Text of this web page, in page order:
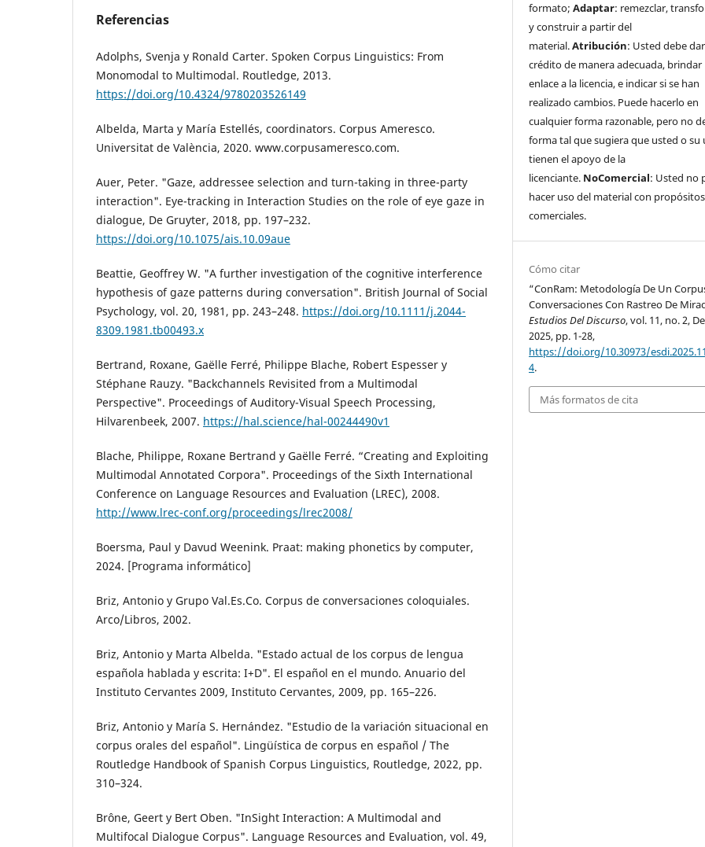
Referencias
Adolphs, Svenja y Ronald Carter. Spoken Corpus Linguistics: From
Monomodal to Multimodal. Routledge, 2013.
https://doi.org/10.4324/9780203526149
Albelda, Marta y María Estellés, coordinators. Corpus Ameresco.
Universitat de València, 2020. www.corpusameresco.com.
Auer, Peter. "Gaze, addressee selection and turn-taking in three-party
interaction". Eye-tracking in Interaction Studies on the role of eye gaze in
dialogue, De Gruyter, 2018, pp. 197–232.
https://doi.org/10.1075/ais.10.09aue
Beattie, Geoffrey W. "A further investigation of the cognitive interference
hypothesis of gaze patterns during conversation". British Journal of Social
Psychology, vol. 20, 1981, pp. 243–248. https://doi.org/10.1111/j.2044-
8309.1981.tb00493.x
Bertrand, Roxane, Gaëlle Ferré, Philippe Blache, Robert Espesser y
Stéphane Rauzy. "Backchannels Revisited from a Multimodal
Perspective". Proceedings of Auditory-Visual Speech Processing,
Hilvarenbeek, 2007. https://hal.science/hal-00244490v1
Blache, Philippe, Roxane Bertrand y Gaëlle Ferré. “Creating and Exploiting
Multimodal Annotated Corpora". Proceedings of the Sixth International
Conference on Language Resources and Evaluation (LREC), 2008.
http://www.lrec-conf.org/proceedings/lrec2008/
Boersma, Paul y Davud Weenink. Praat: making phonetics by computer,
2024. [Programa informático]
Briz, Antonio y Grupo Val.Es.Co. Corpus de conversaciones coloquiales.
Arco/Libros, 2002.
Briz, Antonio y Marta Albelda. "Estado actual de los corpus de lengua
española hablada y escrita: I+D". El español en el mundo. Anuario del
Instituto Cervantes 2009, Instituto Cervantes, 2009, pp. 165–226.
Briz, Antonio y María S. Hernández. "Estudio de la variación situacional en
corpus orales del español". Lingüística de corpus en español / The
Routledge Handbook of Spanish Corpus Linguistics, Routledge, 2022, pp.
310–324.
Brône, Geert y Bert Oben. "InSight Interaction: A Multimodal and
Multifocal Dialogue Corpus". Language Resources and Evaluation, vol. 49,
formato;Adaptar: remezclar,
y construir a partir del
material.Atribución: Usted debe dar
crédito de manera adecuada, brindar
enlace a la licencia, e indicar si se han
realizado cambios. Puede hacerlo en
cualquier forma razonable, pero no
forma tal que sugiera que usted o su
tienen el apoyo de la
licenciante. NoComercial: Usted no
hacer uso del material con propósitos
comerciales.
Cómo citar
“ConRam: Metodología De Un
Conversaciones Con Rastreo De
Estudios Del Discurso, vol. 11, no. 2,
2025, pp. 1-28,
https://doi.org/10.30973/
4.
Más formatos de cita